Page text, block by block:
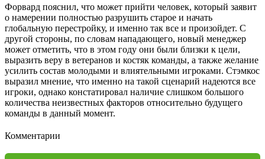
Форвард пояснил, что может прийти человек, который заявит
о намерении полностью разрушить старое и начать
глобальную перестройку, и именно так все и произойдет. С
другой стороны, по словам нападающего, новый менеджер
может отметить, что в этом году они были близки к цели,
выразить веру в ветеранов и костяк команды, а также желание
усилить состав молодыми и влиятельными игроками. Стэмкос
выразил мнение, что именно на такой сценарий надеются все
игроки, однако констатировал наличие слишком большого
количества неизвестных факторов относительно будущего
команды в данный момент.
Комментарии